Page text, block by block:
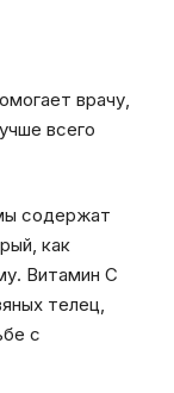
врачу,
всего
содержат
как
Витамин С
телец,
с